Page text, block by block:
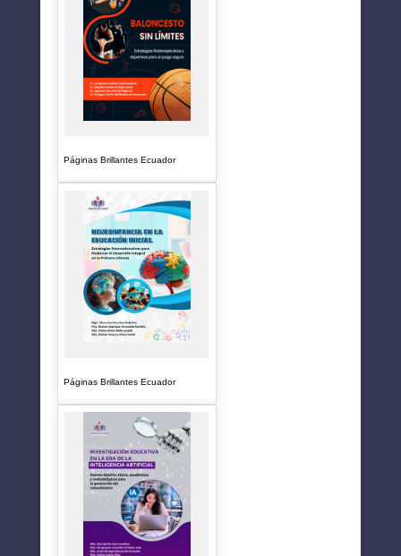
Páginas Brillantes Ecuador
Páginas Brillantes Ecuador